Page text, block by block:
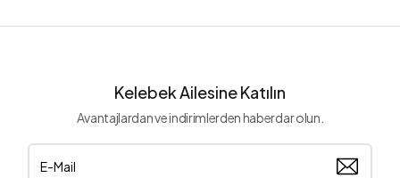
Kelebek Ailesine Katılın
Avantajlardan ve indirimlerden haberdar olun.